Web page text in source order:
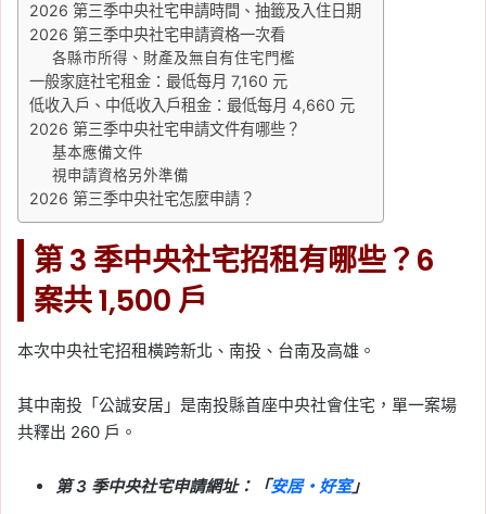
2026 第三季中央社宅申請時間、抽籤及入住日期
2026 第三季中央社宅申請資格一次看
各縣市所得、財產及無自有住宅門檻
一般家庭社宅租金：最低每月 7,160 元
低收入戶、中低收入戶租金：最低每月 4,660 元
2026 第三季中央社宅申請文件有哪些？
基本應備文件
視申請資格另外準備
2026 第三季中央社宅怎麼申請？
第 3 季中央社宅招租有哪些？6
案共 1,500 戶
本次中央社宅招租橫跨新北、南投、台南及高雄。
其中南投「公誠安居」是南投縣首座中央社會住宅，單一案場
共釋出 260 戶。
第 3 季中央社宅申請網址：「安居・好室」